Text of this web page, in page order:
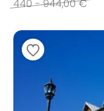
440 - 944,00 €